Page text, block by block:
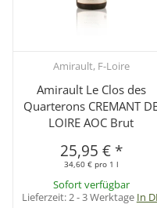
Amirault, F-Loire
Amirault Le Clos des
Quarterons CREMANT
LOIRE AOC Brut
25,95 € *
34,60 € pro 1 l
Sofort verfügbar
Lieferzeit: 2 - 3 Werktage In